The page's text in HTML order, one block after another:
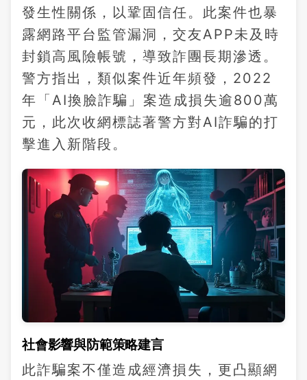
發生性關係，以鞏固信任。此案件也暴
露網路平台監管漏洞，交友APP未及時
封鎖高風險帳號，導致詐團長期滲透。
警方指出，類似案件近年頻發，2022
年「AI換臉詐騙」案造成損失逾800萬
元，此次收網標誌著警方對AI詐騙的打
擊進入新階段。
社會影響與防範策略建言
此詐騙案不僅造成經濟損失，更凸顯網